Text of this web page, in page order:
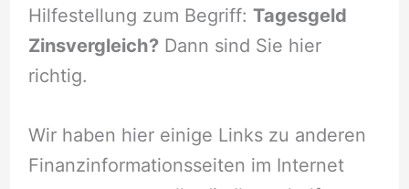
Hilfestellung zum Begriff: Tagesgeld
Zinsvergleich?Dann sind Sie hier
richtig.
Wir haben hier einige Links zu anderen
Finanzinformationsseiten im Internet